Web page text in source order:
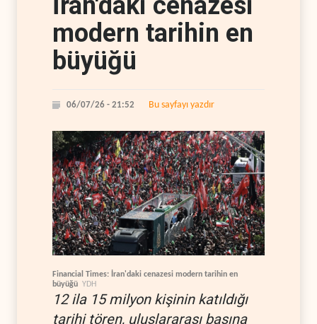
modern tarihin en
büyüğü
06/07/26 - 21:52 Bu sayfayı yazdır
Financial Times: İran'daki cenazesi modern tarihin en
büyüğü YDH
12 ila 15 milyon kişinin katıldığı
tarihi tören, uluslararası basına